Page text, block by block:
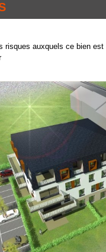
risques auxquels ce bien